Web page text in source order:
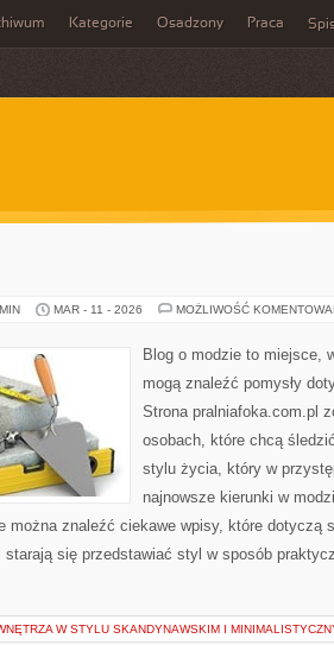
Kategorie Osadzony Praca
MAR - 11 - 2026 MOŻLIWOŚĆ
Blog o modzie to miejsce,
mogą znaleźć pomysły
Strona pralniafoka.com.pl
osobach, które chcą
stylu życia, który w
najnowsze kierunki w
można znaleźć ciekawe wpisy, które dotyczą
starają się przedstawiać styl w sposób
W STYLU SKANDYNAWSKIM I